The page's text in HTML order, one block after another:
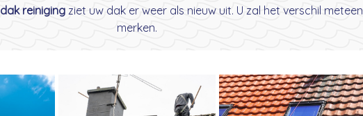
dak reinigingziet uw dak er weer als nieuw uit. U zal het verschil meteen
merken.